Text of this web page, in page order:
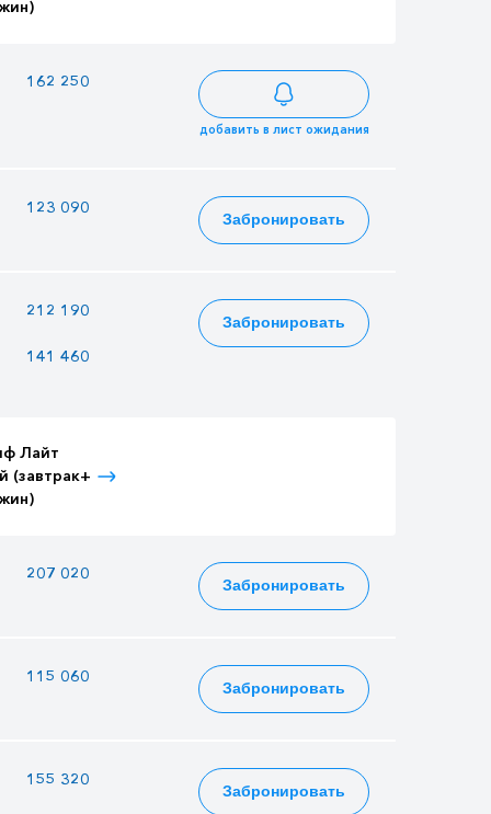
162 250 —
добавить в лист ожидания
123 090 106 305
Забронировать
212 190 —
141 460
Забронировать
Лайт
(завтрак+
207 020 —
Забронировать
115 060 99 370
Забронировать
155 320 —
Забронировать